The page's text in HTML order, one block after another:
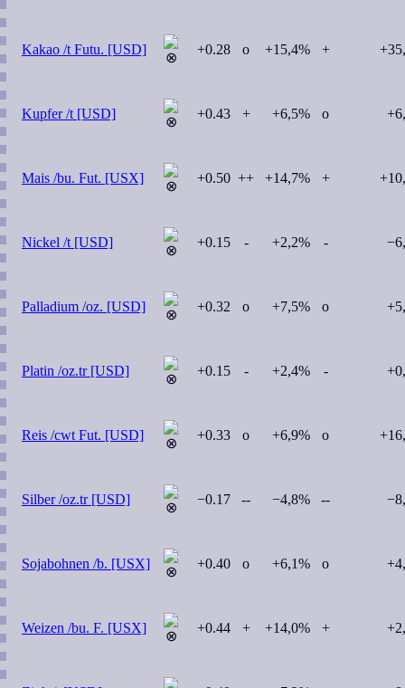
Kakao /t Futu. [USD] +0.28 o +15,4% +
Kupfer /t [USD] +0.43 + +6,5% o
Mais /bu. Fut. [USX] +0.50 ++ +14,7% +
Nickel /t [USD] +0.15 - +2,2% -
Palladium /oz. [USD] +0.32 o +7,5% o
Platin /oz.tr [USD] +0.15 - +2,4% -
Reis /cwt Fut. [USD] +0.33 o +6,9% o
Silber /oz.tr [USD] −0.17 -- −4,8% --
Sojabohnen /b. [USX] +0.40 o +6,1% o
Weizen /bu. F. [USX] +0.44 + +14,0% +